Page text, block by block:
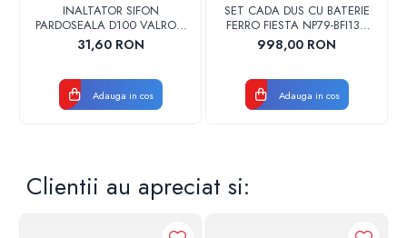
INALTATOR SIFON
PARDOSEALA D100 VALROM
17001900004
31,60 RON
Adauga in cos
SET CADA DUS CU BATERIE
FERRO FIESTA NP79-BFI13U
CROM
998,00 RON
Adauga in cos
Clientii au apreciat si: